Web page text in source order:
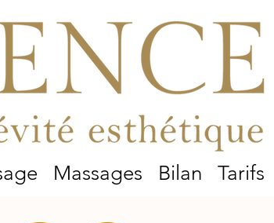
Massages Bilan Tarifs